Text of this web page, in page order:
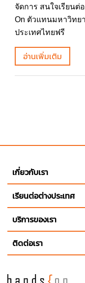
จัดการ สนใจเรียนต่
On ตัวแทนมหาวิทย
ประเทศไทยฟรี
อ่านเพิ่มเติม
เกี่ยวกับเรา
เรียนต่อต่างประเทศ
บริการของเรา
ติดต่อเรา